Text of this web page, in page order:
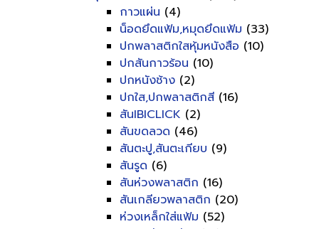
กาวแผ่น (4)
น็อดยึดแฟ้ม,หมุดยึดแฟ้ม (33)
ปกพลาสติกใสหุ้มหนังสือ (10)
ปกสันกาวร้อน (10)
ปกหนังช้าง (2)
ปกใส,ปกพลาสติกสี (16)
สันIBICLICK (2)
สันขดลวด (46)
สันตะปู,สันตะเกียบ (9)
สันรูด (6)
สันห่วงพลาสติก (16)
สันเกลียวพลาสติก (20)
ห่วงเหล็กใส่แฟ้ม (52)